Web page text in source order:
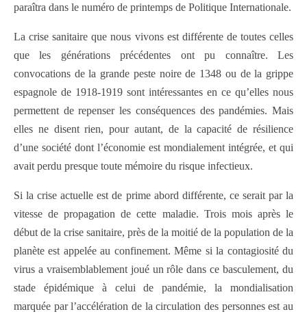
paraîtra dans le numéro de printemps de Politique Internationale.
La crise sanitaire que nous vivons est différente de toutes celles
que les générations précédentes ont pu connaître. Les
convocations de la grande peste noire de 1348 ou de la grippe
espagnole de 1918-1919 sont intéressantes en ce qu’elles nous
permettent de repenser les conséquences des pandémies. Mais
elles ne disent rien, pour autant, de la capacité de résilience
d’une société dont l’économie est mondialement intégrée, et qui
avait perdu presque toute mémoire du risque infectieux.
Si la crise actuelle est de prime abord différente, ce serait par la
vitesse de propagation de cette maladie. Trois mois après le
début de la crise sanitaire, près de la moitié de la population de la
planète est appelée au confinement. Même si la contagiosité du
virus a vraisemblablement joué un rôle dans ce basculement, du
stade épidémique à celui de pandémie, la mondialisation
marquée par l’accélération de la circulation des personnes est au